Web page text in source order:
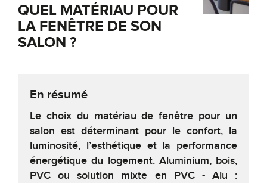
QUEL MATÉRIAU POUR
LA FENÊTRE DE SON
SALON ?
En résumé
Le choix du matériau de fenêtre pour un
salon est déterminant pour le confort, la
luminosité, l’esthétique et la performance
énergétique du logement. Aluminium, bois,
PVC ou solution mixte en PVC - Alu :